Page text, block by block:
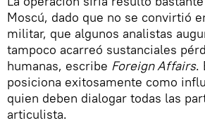
Moscú, dado que no se convirtió
militar, que algunos analistas
tampoco acarreó sustanciales
humanas, escribe Foreign Affairs.
posiciona exitosamente como
quien deben dialogar todas las
articulista.